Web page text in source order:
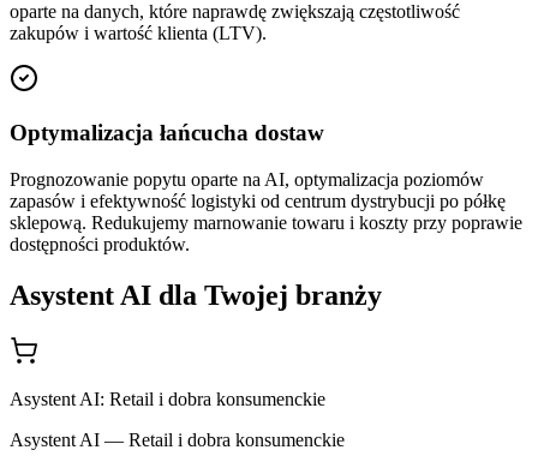
oparte na danych, które naprawdę zwiększają częstotliwość
zakupów i wartość klienta (LTV).
Optymalizacja łańcucha dostaw
Prognozowanie popytu oparte na AI, optymalizacja poziomów
zapasów i efektywność logistyki od centrum dystrybucji po półkę
sklepową. Redukujemy marnowanie towaru i koszty przy poprawie
dostępności produktów.
Asystent AI dla Twojej branży
Asystent AI: Retail i dobra konsumenckie
Asystent AI — Retail i dobra konsumenckie